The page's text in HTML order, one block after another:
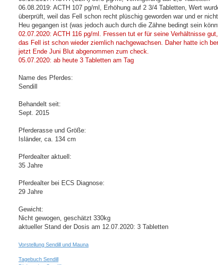
06.08.2019: ACTH 107 pg/ml, Erhöhung auf 2 3/4 Tabletten, Wert
überprüft, weil das Fell schon recht plüschig geworden war und er
Heu gegangen ist (was jedoch auch durch die Zähne bedingt sein
02.07.2020: ACTH 116 pg/ml. Fressen tut er für seine Verhältnisse
das Fell ist schon wieder ziemlich nachgewachsen. Daher hatte ich
jetzt Ende Juni Blut abgenommen zum check.
05.07.2020: ab heute 3 Tabletten am Tag
Name des Pferdes:
Sendill
Behandelt seit:
Sept. 2015
Pferderasse und Größe:
Isländer, ca. 134 cm
Pferdealter aktuell:
35 Jahre
Pferdealter bei ECS Diagnose:
29 Jahre
Gewicht:
Nicht gewogen, geschätzt 330kg
aktueller Stand der Dosis am 12.07.2020: 3 Tabletten
Vorstellung Sendill und Mauna
Tagebuch Sendill